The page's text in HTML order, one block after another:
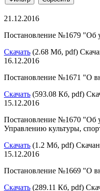
21.12.2016
Постановление №1679 "Об
Скачать (2.68 Мб, pdf)
16.12.2016
Постановление №1671 "О
Скачать (593.08 Кб, pdf)
15.12.2016
Постановление №1670 "Об
Управлению культуры,
Скачать (1.2 Мб, pdf)
15.12.2016
Постановление №1669 "О
Скачать (289.11 Кб, pdf)